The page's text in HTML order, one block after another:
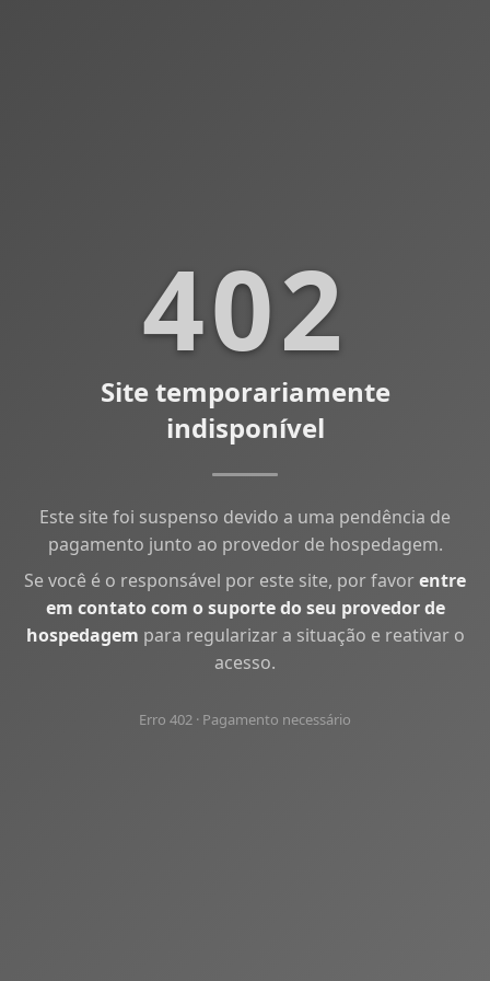
402
Site temporariamente
indisponível
Este site foi suspenso devido a uma pendência de
pagamento junto ao provedor de hospedagem.
Se você é o responsável por este site, por favorentre
em contato com o suporte do seu provedor de
hospedagem para regularizar a situação e reativar o
acesso.
Erro 402 · Pagamento necessário